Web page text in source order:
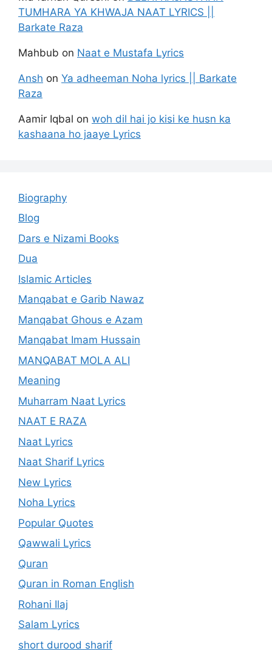
TUMHARA YA KHWAJA NAAT LYRICS ||
Barkate Raza
Mahbub on Naat e Mustafa Lyrics
Ansh on Ya adheeman Noha lyrics || Barkate
Raza
Aamir Iqbal on woh dil hai jo kisi ke husn ka
kashaana ho jaaye Lyrics
Biography
Blog
Dars e Nizami Books
Dua
Islamic Articles
Manqabat e Garib Nawaz
Manqabat Ghous e Azam
Manqabat Imam Hussain
MANQABAT MOLA ALI
Meaning
Muharram Naat Lyrics
NAAT E RAZA
Naat Lyrics
Naat Sharif Lyrics
New Lyrics
Noha Lyrics
Popular Quotes
Qawwali Lyrics
Quran
Quran in Roman English
Rohani Ilaj
Salam Lyrics
short durood sharif